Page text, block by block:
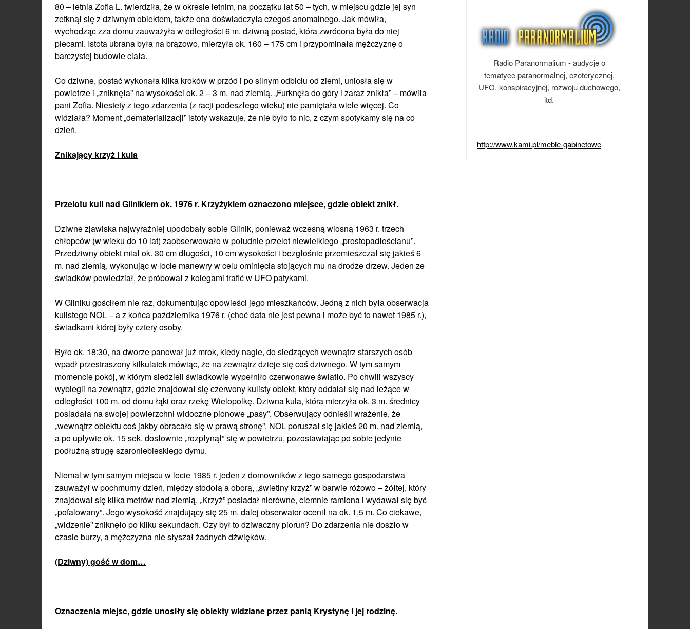
80 – letnia Zofia L. twierdziła, że w okresie letnim, na początku lat 50 – tych, w miejscu gdzie jej syn
zetknął się z dziwnym obiektem, także ona doświadczyła czegoś anomalnego. Jak mówiła,
wychodząc zza domu zauważyła w odległości 6 m. dziwną postać, która zwrócona była do niej
plecami. Istota ubrana była na brązowo, mierzyła ok. 160 – 175 cm i przypominała mężczyznę o
barczystej budowie ciała.
Co dziwne, postać wykonała kilka kroków w przód i po silnym odbiciu od ziemi, uniosła się w
powietrze i „zniknęła” na wysokości ok. 2 – 3 m. nad ziemią. „Furknęła do góry i zaraz znikła” – mówiła
pani Zofia. Niestety z tego zdarzenia (z racji podeszłego wieku) nie pamiętała wiele więcej. Co
widziała? Moment „dematerializacji” istoty wskazuje, że nie było to nic, z czym spotykamy się na co
dzień.
Znikający krzyż i kula
Przelotu kuli nad Glinikiem ok. 1976 r. Krzyżykiem oznaczono miejsce, gdzie obiekt znikł.
Dziwne zjawiska najwyraźniej upodobały sobie Glinik, ponieważ wczesną wiosną 1963 r. trzech
chłopców (w wieku do 10 lat) zaobserwowało w południe przelot niewielkiego „prostopadłościanu”.
Przedziwny obiekt miał ok. 30 cm długości, 10 cm wysokości i bezgłośnie przemieszczał się jakieś 6
m. nad ziemią, wykonując w locie manewry w celu ominięcia stojących mu na drodze drzew. Jeden ze
świadków powiedział, że próbował z kolegami trafić w UFO patykami.
W Gliniku gościłem nie raz, dokumentując opowieści jego mieszkańców. Jedną z nich była obserwacja
kulistego NOL – a z końca października 1976 r. (choć data nie jest pewna i może być to nawet 1985 r.),
świadkami której były cztery osoby.
Było ok. 18:30, na dworze panował już mrok, kiedy nagle, do siedzących wewnątrz starszych osób
wpadł przestraszony kilkulatek mówiąc, że na zewnątrz dzieje się coś dziwnego. W tym samym
momencie pokój, w którym siedzieli świadkowie wypełniło czerwonawe światło. Po chwili wszyscy
wybiegli na zewnątrz, gdzie znajdował się czerwony kulisty obiekt, który oddalał się nad leżące w
odległości 100 m. od domu łąki oraz rzekę Wielopolkę. Dziwna kula, która mierzyła ok. 3 m. średnicy
posiadała na swojej powierzchni widoczne pionowe „pasy”. Obserwujący odnieśli wrażenie, że
„wewnątrz obiektu coś jakby obracało się w prawą stronę”. NOL poruszał się jakieś 20 m. nad ziemią,
a po upływie ok. 15 sek. dosłownie „rozpłynął” się w powietrzu, pozostawiając po sobie jedynie
podłużną strugę szaroniebieskiego dymu.
Niemal w tym samym miejscu w lecie 1985 r. jeden z domowników z tego samego gospodarstwa
zauważył w pochmurny dzień, między stodołą a oborą, „świetlny krzyż” w barwie różowo – żółtej, który
znajdował się kilka metrów nad ziemią. „Krzyż” posiadał nierówne, ciemnie ramiona i wydawał się być
„pofalowany”. Jego wysokość znajdujący się 25 m. dalej obserwator ocenił na ok. 1,5 m. Co ciekawe,
„widzenie” zniknęło po kilku sekundach. Czy był to dziwaczny piorun? Do zdarzenia nie doszło w
czasie burzy, a mężczyzna nie słyszał żadnych dźwięków.
(Dziwny) gość w dom…
Oznaczenia miejsc, gdzie unosiły się obiekty widziane przez panią Krystynę i jej rodzinę.
Radio Paranormalium - audycje o
tematyce paranormalnej, ezoterycznej,
UFO, konspiracyjnej, rozwoju duchowego,
itd.
http://www.kami.pl/meble-gabinetowe